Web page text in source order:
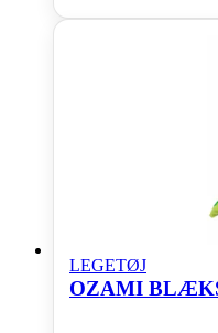
LEGETØJ
OZAMI